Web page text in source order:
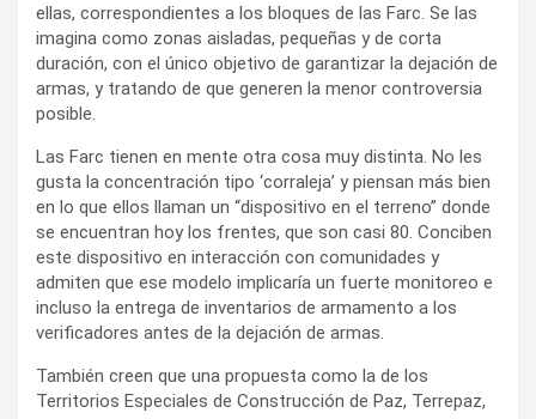
ellas, correspondientes a los bloques de las Farc. Se las
imagina como zonas aisladas, pequeñas y de corta
duración, con el único objetivo de garantizar la dejación de
armas, y tratando de que generen la menor controversia
posible.
Las Farc tienen en mente otra cosa muy distinta. No les
gusta la concentración tipo ‘corraleja’ y piensan más bien
en lo que ellos llaman un “dispositivo en el terreno” donde
se encuentran hoy los frentes, que son casi 80. Conciben
este dispositivo en interacción con comunidades y
admiten que ese modelo implicaría un fuerte monitoreo e
incluso la entrega de inventarios de armamento a los
verificadores antes de la dejación de armas.
También creen que una propuesta como la de los
Territorios Especiales de Construcción de Paz, Terrepaz,